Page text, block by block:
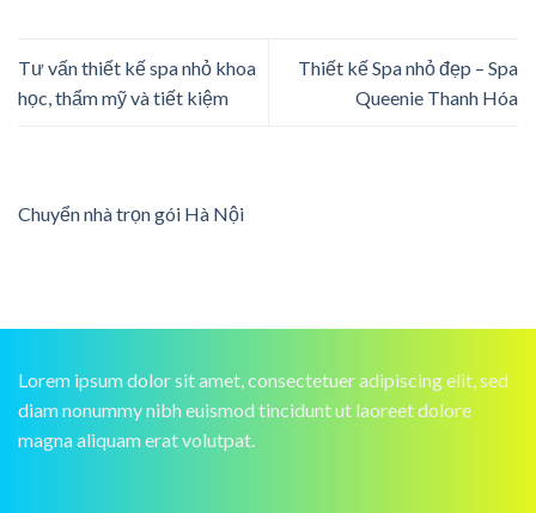
Tư vấn thiết kế spa nhỏ khoa
học, thẩm mỹ và tiết kiệm
Thiết kế Spa nhỏ đẹp – Spa
Queenie Thanh Hóa
Chuyển nhà trọn gói Hà Nội
Lorem ipsum dolor sit amet, consectetuer adipiscing elit, sed
diam nonummy nibh euismod tincidunt ut laoreet dolore
magna aliquam erat volutpat.